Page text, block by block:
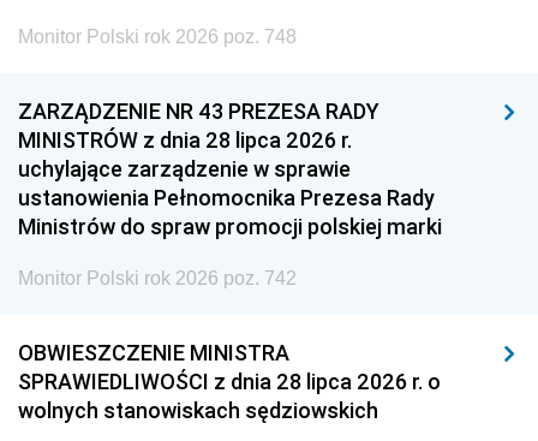
Monitor Polski rok 2026 poz. 748
ZARZĄDZENIE NR 43 PREZESA RADY
MINISTRÓW z dnia 28 lipca 2026 r.
uchylające zarządzenie w sprawie
ustanowienia Pełnomocnika Prezesa Rady
Ministrów do spraw promocji polskiej marki
Monitor Polski rok 2026 poz. 742
OBWIESZCZENIE MINISTRA
SPRAWIEDLIWOŚCI z dnia 28 lipca 2026 r. o
wolnych stanowiskach sędziowskich